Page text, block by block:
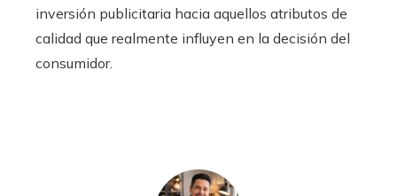
inversión publicitaria hacia aquellos atributos de
calidad que realmente influyen en la decisión del
consumidor.